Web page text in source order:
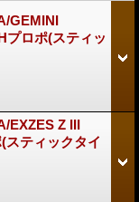
GEMINI
プロポ(スティッ
EXZES Z III
スティックタイ